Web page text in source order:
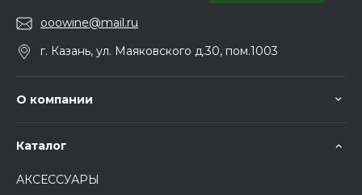
ooowine@mail.ru
г. Казань, ул. Маяковского д.30, пом.1003
О компании
Каталог
АКСЕССУАРЫ